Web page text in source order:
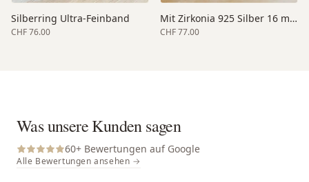
Silberring Ultra-Feinband
CHF 76.00
Mit Zirkonia 925 Silber 16 mm
CHF 77.00
Was unsere Kunden sagen
60+ Bewertungen auf Google
Alle Bewertungen ansehen →